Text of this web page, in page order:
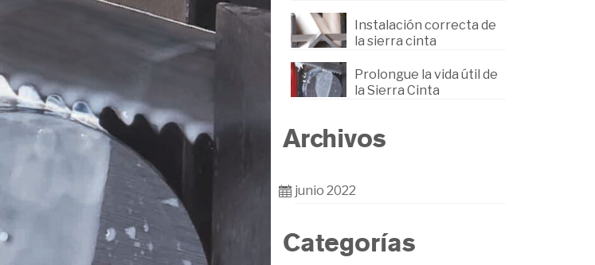
Instalación correcta de
la sierra cinta
Prolongue la vida útil de
la Sierra Cinta
Archivos
junio 2022
Categorías